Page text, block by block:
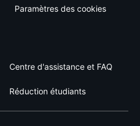
Paramètres des cookies
Centre d'assistance et FAQ
Réduction étudiants